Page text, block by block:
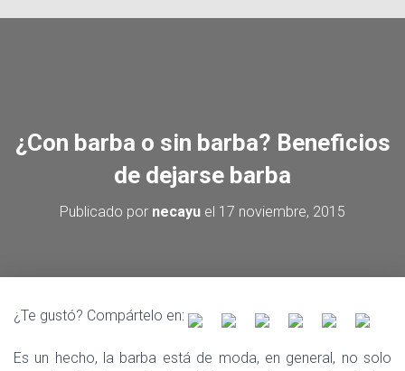
N
¿Con barba o sin barba? Beneficios
de dejarse barba
Publicado por necayu el 17 noviembre, 2015
¿Te gustó? Compártelo en:
Es un hecho, la barba está de moda, en general, no solo